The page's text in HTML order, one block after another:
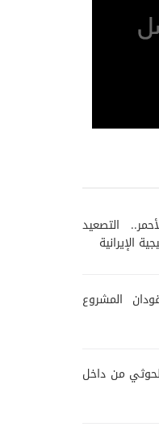
التصعيد
الإيرانية
المشروع
من داخل